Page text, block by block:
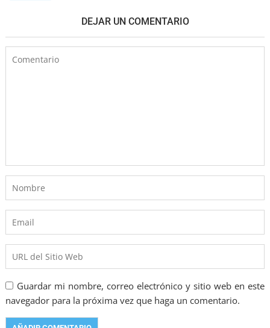
DEJAR UN COMENTARIO
Guardar mi nombre, correo electrónico y sitio web en este
navegador para la próxima vez que haga un comentario.